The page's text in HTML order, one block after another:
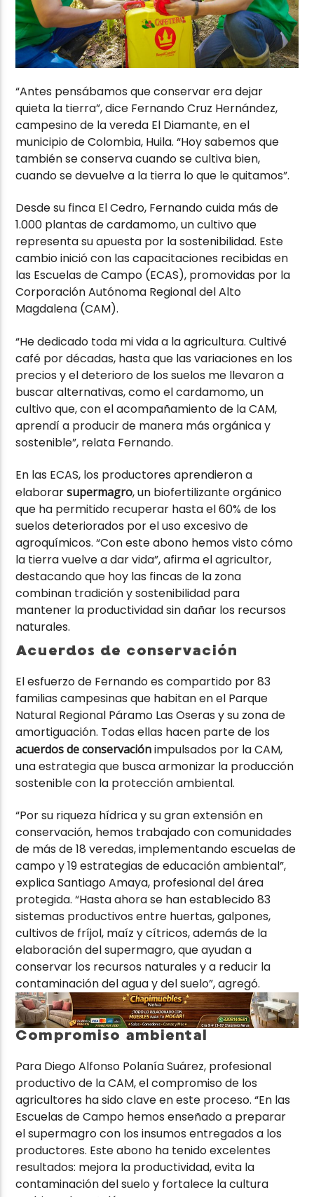
“Antes pensábamos que conservar era dejar
quieta la tierra”, dice Fernando Cruz Hernández,
campesino de la vereda El Diamante, en el
municipio de Colombia, Huila. “Hoy sabemos que
también se conserva cuando se cultiva bien,
cuando se devuelve a la tierra lo que le quitamos”.
Desde su finca El Cedro, Fernando cuida más de
1.000 plantas de cardamomo, un cultivo que
representa su apuesta por la sostenibilidad. Este
cambio inició con las capacitaciones recibidas en
las Escuelas de Campo (ECAS), promovidas por la
Corporación Autónoma Regional del Alto
Magdalena (CAM).
“He dedicado toda mi vida a la agricultura. Cultivé
café por décadas, hasta que las variaciones en los
precios y el deterioro de los suelos me llevaron a
buscar alternativas, como el cardamomo, un
cultivo que, con el acompañamiento de la CAM,
aprendí a producir de manera más orgánica y
sostenible”, relata Fernando.
En las ECAS, los productores aprendieron a
elaborarsupermagro, un biofertilizante orgánico
que ha permitido recuperar hasta el 60% de los
suelos deteriorados por el uso excesivo de
agroquímicos. “Con este abono hemos visto cómo
la tierra vuelve a dar vida”, afirma el agricultor,
destacando que hoy las fincas de la zona
combinan tradición y sostenibilidad para
mantener la productividad sin dañar los recursos
naturales.
Acuerdos de conservación
El esfuerzo de Fernando es compartido por 83
familias campesinas que habitan en el Parque
Natural Regional Páramo Las Oseras y su zona de
amortiguación. Todas ellas hacen parte de los
acuerdos de conservaciónimpulsados por la CAM,
una estrategia que busca armonizar la producción
sostenible con la protección ambiental.
“Por su riqueza hídrica y su gran extensión en
conservación, hemos trabajado con comunidades
de más de 18 veredas, implementando escuelas de
campo y 19 estrategias de educación ambiental”,
explica Santiago Amaya, profesional del área
protegida. “Hasta ahora se han establecido 83
sistemas productivos entre huertas, galpones,
cultivos de fríjol, maíz y cítricos, además de la
elaboración del supermagro, que ayudan a
conservar los recursos naturales y a reducir la
contaminación del agua y del suelo”, agregó.
Compromiso ambiental
Para Diego Alfonso Polanía Suárez, profesional
productivo de la CAM, el compromiso de los
agricultores ha sido clave en este proceso. “En las
Escuelas de Campo hemos enseñado a preparar
el supermagro con los insumos entregados a los
productores. Este abono ha tenido excelentes
resultados: mejora la productividad, evita la
contaminación del suelo y fortalece la cultura